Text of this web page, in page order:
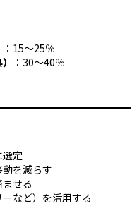
：15〜25％
：30〜40％
定
を減らす
せる
など）を活用する